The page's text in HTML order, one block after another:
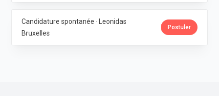
Candidature spontanée · Leonidas
Bruxelles
Postuler